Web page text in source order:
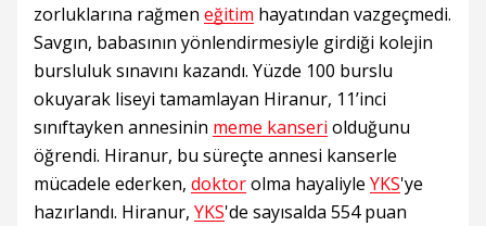
zorluklarına rağmen eğitim hayatından vazgeçmedi.
Savgın, babasının yönlendirmesiyle girdiği kolejin
bursluluk sınavını kazandı. Yüzde 100 burslu
okuyarak liseyi tamamlayan Hiranur, 11’inci
sınıftayken annesinin meme kanseri olduğunu
öğrendi. Hiranur, bu süreçte annesi kanserle
mücadele ederken, doktorolma hayaliyle YKS'ye
hazırlandı. Hiranur, YKS'de sayısalda 554 puan